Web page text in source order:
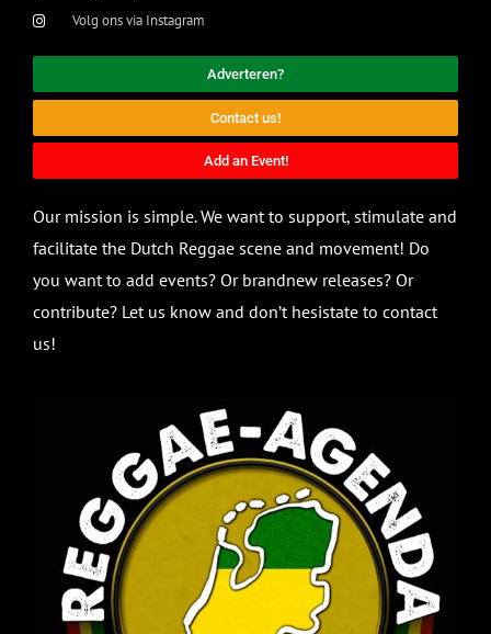
Volg ons via Instagram
Adverteren?
Contact us!
Add an Event!
Our mission is simple. We want to support, stimulate and
facilitate the Dutch Reggae scene and movement! Do
you want to add events? Or brandnew releases? Or
contribute? Let us know and don’t hesistate to contact
us!